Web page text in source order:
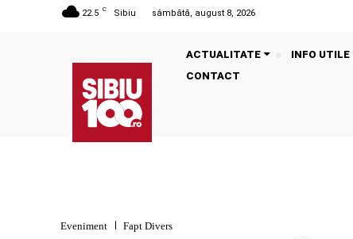
22.5 C Sibiu sâmbătă, august 8, 2026
ACTUALITATE INFO UTILE
CONTACT
Eveniment Fapt Divers